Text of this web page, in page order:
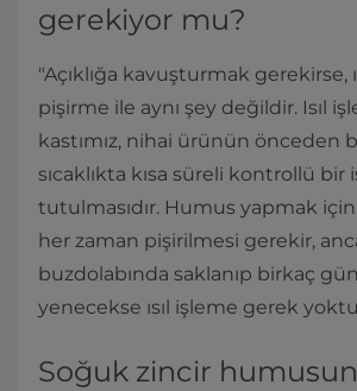
gerekiyor mu?
"Açıklığa kavuşturmak gerekirse,
pişirme ile aynı şey değildir. Isıl
kastımız, nihai ürünün önceden
sıcaklıkta kısa süreli kontrollü bir
tutulmasıdır. Humus yapmak
her zaman pişirilmesi gerekir,
buzdolabında saklanıp birkaç
yenecekse ısıl işleme gerek
Soğuk zincir